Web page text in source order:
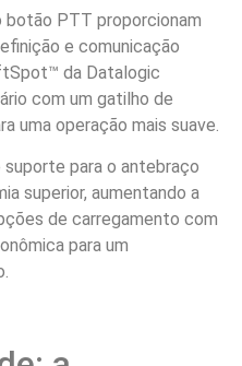
PTT proporcionam
e comunicação
da Datalogic
com um gatilho de
uma operação mais suave.
para o antebraço
superior, aumentando a
de carregamento com
para um